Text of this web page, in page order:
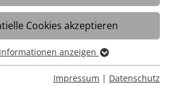
(m/w/d)
Cookies akzeptieren
werden für grundlegende Funktionen
anzeigen
Impressum | Datenschutz